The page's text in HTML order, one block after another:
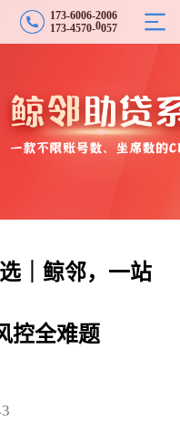
173-6006-2006
173-4570-0057
｜鲸邻，一站
控全难题